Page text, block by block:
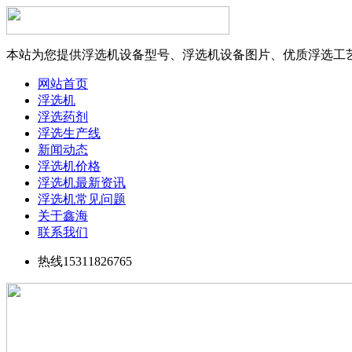
本站为您提供浮选机设备型号、浮选机设备图片、优质浮选工
网站首页
浮选机
浮选药剂
浮选生产线
新闻动态
浮选机价格
浮选机最新资讯
浮选机常见问题
关于鑫海
联系我们
热线15311826765